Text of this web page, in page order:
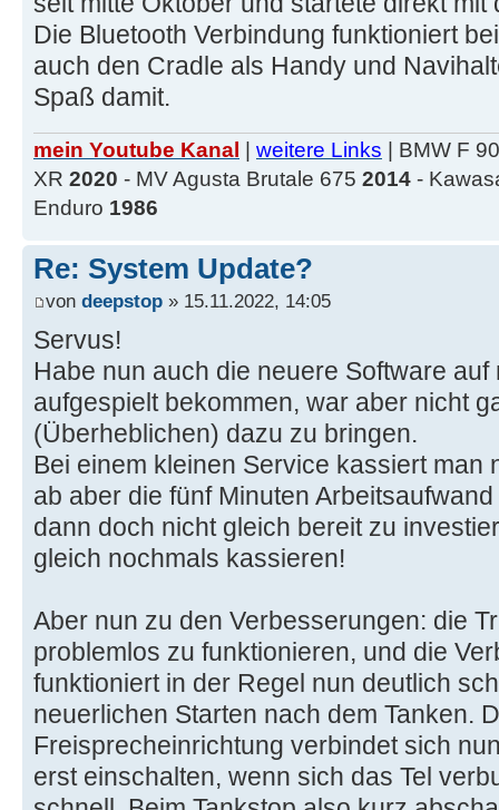
Die Bluetooth Verbindung funktioniert
auch den Cradle als Handy und
Spaß damit.
mein Youtube Kanal | weitere Links | BMW F
XR 2020 - MV Agusta Brutale 675 2014 -
Enduro 1986
Re: System Update?
von deepstop » 15.11.2022, 14:05
Servus!
Habe nun auch die neuere Software
aufgespielt bekommen, war aber nicht
(Überheblichen) dazu zu bringen.
Bei einem kleinen Service kassiert man
ab aber die fünf Minuten
dann doch nicht gleich bereit zu
gleich nochmals kassieren!
Aber nun zu den Verbesserungen: die
problemlos zu funktionieren, und die
funktioniert in der Regel nun deutlich
neuerlichen Starten nach dem Tanken.
Freisprecheinrichtung verbindet sich
erst einschalten, wenn sich das Tel